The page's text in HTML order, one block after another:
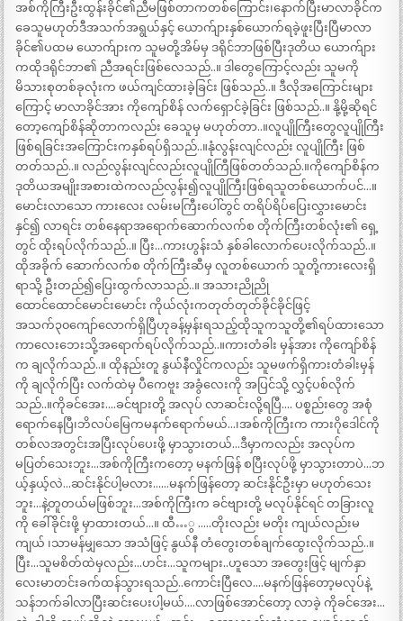
အစ်ကိုကြီးဦးထွန်းခိုင်၏ညီမဖြစ်တာကတစ်ကြောင်း၊နောက်ပြီးမာလာခိုင်က
ခေသူမဟုတ်ဒီအသက်အရွယ်နှင့် ယောက်ျားနှစ်ယောက်ရခဲ့ဖူးပြီးပြီမာလာ
ခိုင်၏ပထမ ယောက်ျားက သူမတို့အိမ်မှ ဒရိုင်ဘာဖြစ်ပြီးဒုတိယ ယောက်ျား
ကထိုဒရိုင်ဘာ၏ ညီအရင်းဖြစ်လေသည်..။ ဒါတွေကြောင့်လည်း သူမကို
မိသားစုတစ်ခုလုံးက ဖယ်ကျင်ထားခဲ့ခြင်း ဖြစ်သည်..။ ဒီလိုအကြောင်းများ
ကြောင့် မာလာခိုင်အား ကိုကျော်စိန် လက်ရှောင်ခဲ့ခြင်း ဖြစ်သည်..။ နို့မို့ဆိုရင်
တော့ကျော်စိန်ဆိုတာကလည်း ခေသူမှ မဟုတ်တာ..။လူပျိုကြီးတွေလူပျိုကြီး
ဖြစ်ရခြင်းအကြောင်းကနှစ်ရပ်ရှိသည်..။နုံလွန်းလျင်လည်း လူပျိုကြီး ဖြစ်
တတ်သည်..။ လည်လွန်းလျင်လည်းလူပျိုကြီဖြစ်တတ်သည်.။ကိုကျော်စိန်က
ဒုတိယအမျိုးအစားထဲကလည်လွန်း၍လူပျိုကြီးဖြစ်ရသူတစ်ယောက်ပင်…။
မောင်းလာသော ကားလေး လမ်းမကြီးပေါ်တွင် တရိပ်ရိပ်ပြေးလွှားမောင်း
နှင်၍ လာရင်း တစ်နေရာအရောက်ဆောက်လက်စ တိုက်ကြီးတစ်လုံး၏ ရှေ့
တွင် ထိုးရပ်လိုက်သည်..။ ပြီး…ကားဟွန်းသံ နှစ်ခါလောက်ပေးလိုက်သည်..။
ထိုအခိုက် ဆောက်လက်စ တိုက်ကြီးဆီမှ လူတစ်ယောက် သူတို့ကားလေးရှိ
ရာသို့ ဦးတည်၍ပြေးထွက်လာသည်..။ အသားညိုညို
ထောင်ထောင်မောင်းမောင်း ကိုယ်လုံးကတုတ်တုတ်ခိုင်ခိုင်ဖြင့်
အသက်၃၀ကျော်လောက်ရှိပြီဟုခန့်မှန်းရသည့်ထိုသူကသူတို့၏ရပ်ထားသော
ကာလေးဘေးသို့အရောက်ရပ်လိုက်သည်..။ကားတံခါး မှန်အား ကိုကျော်စိန်
က ချလိုက်သည်..။ ထိုနည်းတူ နွယ်နီလှိုင်ကလည်း သူမဖက်ရှိကားတံခါးမှန်
ကို ချလိုက်ပြီး လက်ထဲမှ ပီကေဗူး အခွံလေးကို အပြင်သို့ လွှင့်ပစ်လိုက်
သည်..။ကိုခင်အေး….ခင်ဗျားတို့ အလုပ် လာဆင်းလို့ရပြီ…. ပစ္စည်းတွေ အစုံ
ရောက်နေပြီ၊ဘိလပ်မြေကမနက်ရောက်မယ်…၊အစ်ကိုကြီးက ကားဂိုဒေါင်ကို
တစ်လအတွင်းအပြီးလုပ်ပေးဖို့ မှာသွားတယ်…ဒီမှာကလည်း အလုပ်က
မပြတ်သေးဘူး…အစ်ကိုကြီးကတော့ မနက်ဖြန် စပြီးလုပ်ဖို့ မှာသွားတာပဲ…ဘ
ယ့်နှယ့်လဲ…ဆင်းနိုင်ပါ့မလား……မနက်ဖြန်တော့ ဆင်းနိုင်ဦးမှာ မဟုတ်သေး
ဘူး…နဲ့တူတယ်မဖြစ်ဘူး…အစ်ကိုကြီးက ခင်ဗျားတို့ မလုပ်နိုင်ရင် တခြားလူ
ကို ခေါ်ခိုင်းဖို့ မှာထားတယ်…။ ထီ…ွ …..တိုးလည်း မတိုး ကျယ်လည်းမ
ကျယ် ၊သာမန်မျှသော အသံဖြင့် နွယ်နီ တံတွေးတစ်ချက်ထွေးလိုက်သည်..။
ပြီး…သူမစိတ်ထဲမှလည်း…ဟင်း…သူကများ..ဟူသော အတွေးဖြင့် မျက်နှာ
လေးမာတင်းခက်ထန်သွားရသည်..ကောင်းပြီလေ….မနက်ဖြန်တော့မလုပ်နဲ့
သန်ဘက်ခါလာပြီးဆင်းပေးပါ့မယ်….လာဖြစ်အောင်တော့ လာခဲ့ ကိုခင်အေး…